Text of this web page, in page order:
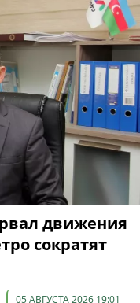
движения
сократят
05 АВГУСТА 2026 19:01